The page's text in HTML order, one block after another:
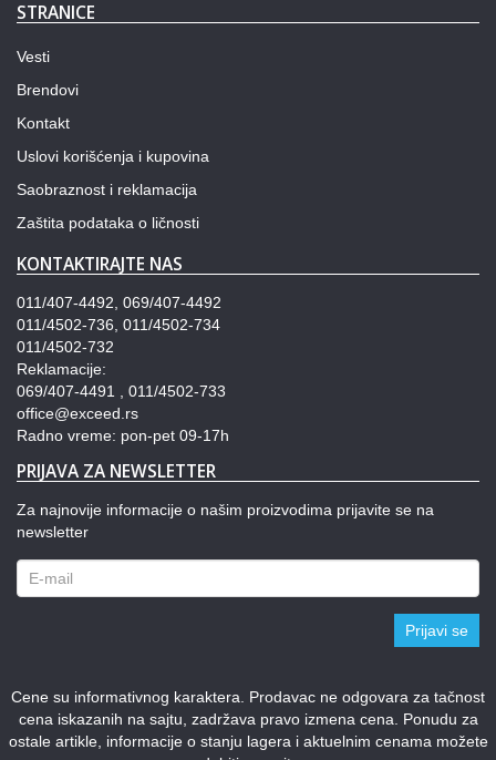
STRANICE
Vesti
Brendovi
Kontakt
Uslovi korišćenja i kupovina
Saobraznost i reklamacija
Zaštita podataka o ličnosti
KONTAKTIRAJTE NAS
011/407-4492, 069/407-4492
011/4502-736, 011/4502-734
011/4502-732
Reklamacije:
069/407-4491 , 011/4502-733
office@exceed.rs
Radno vreme: pon-pet 09-17h
PRIJAVA ZA NEWSLETTER
Za najnovije informacije o našim proizvodima prijavite se na
newsletter
Prijavi se
Cene su informativnog karaktera. Prodavac ne odgovara za tačnost
cena iskazanih na sajtu, zadržava pravo izmena cena. Ponudu za
ostale artikle, informacije o stanju lagera i aktuelnim cenama možete